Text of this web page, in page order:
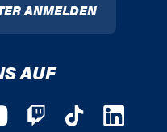
ANMELDEN
AUF